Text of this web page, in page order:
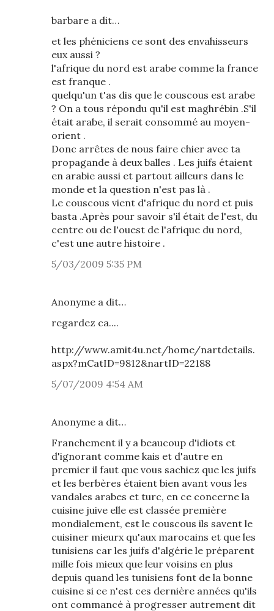
barbare a dit…
et les phéniciens ce sont des envahisseurs
eux aussi ?
l'afrique du nord est arabe comme la france
est franque .
quelqu'un t'as dis que le couscous est arabe
? On a tous répondu qu'il est maghrébin .S'il
était arabe, il serait consommé au moyen-
orient .
Donc arrêtes de nous faire chier avec ta
propagande à deux balles . Les juifs étaient
en arabie aussi et partout ailleurs dans le
monde et la question n'est pas là .
Le couscous vient d'afrique du nord et puis
basta .Après pour savoir s'il était de l'est, du
centre ou de l'ouest de l'afrique du nord,
c'est une autre histoire .
5/03/2009 5:35 PM
Anonyme a dit…
regardez ca....
http://www.amit4u.net/home/nartdetails.
aspx?mCatID=9812&nartID=22188
5/07/2009 4:54 AM
Anonyme a dit…
Franchement il y a beaucoup d'idiots et
d'ignorant comme kais et d'autre en
premier il faut que vous sachiez que les juifs
et les berbères étaient bien avant vous les
vandales arabes et turc, en ce concerne la
cuisine juive elle est classée première
mondialement, est le couscous ils savent le
cuisiner mieurx qu'aux marocains et que les
tunisiens car les juifs d'algérie le préparent
mille fois mieux que leur voisins en plus
depuis quand les tunisiens font de la bonne
cuisine si ce n'est ces dernière années qu'ils
ont commancé à progresser autrement dit